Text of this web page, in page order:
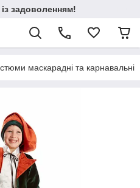
задоволенням!
маскарадні та карнавальні